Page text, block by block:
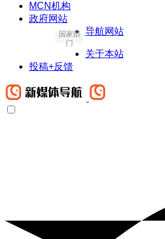
MCN机构
政府网站
国家部
门
导航网站
关于本站
投稿+反馈